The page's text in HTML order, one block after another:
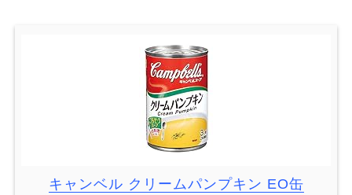
キャンベル クリームパンプキン EO缶